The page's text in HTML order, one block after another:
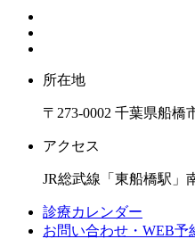
所在地
〒273-0002 千葉県船橋
アクセス
JR総武線「東船橋駅」
診療カレンダー
お問い合わせ・WEB予